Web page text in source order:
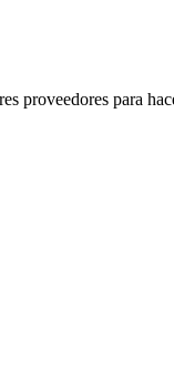
proveedores para